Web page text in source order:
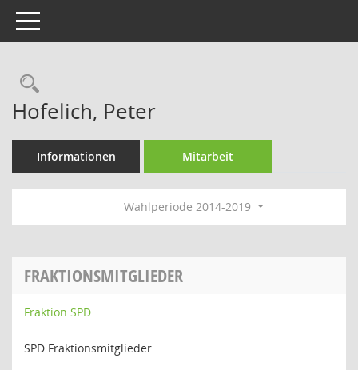
Toggle navigation
Rechercheauswahl
Hofelich, Peter
Informationen Mitarbeit
Wahlperiode 2014-2019
FRAKTIONSMITGLIEDER
Fraktion SPD
SPD Fraktionsmitglieder